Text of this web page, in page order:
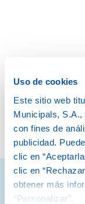
Uso de cookies
Este sitio web
Municipals,
con fines de
publicidad.
clic en
clic en
obtener más
“Personalizar”.